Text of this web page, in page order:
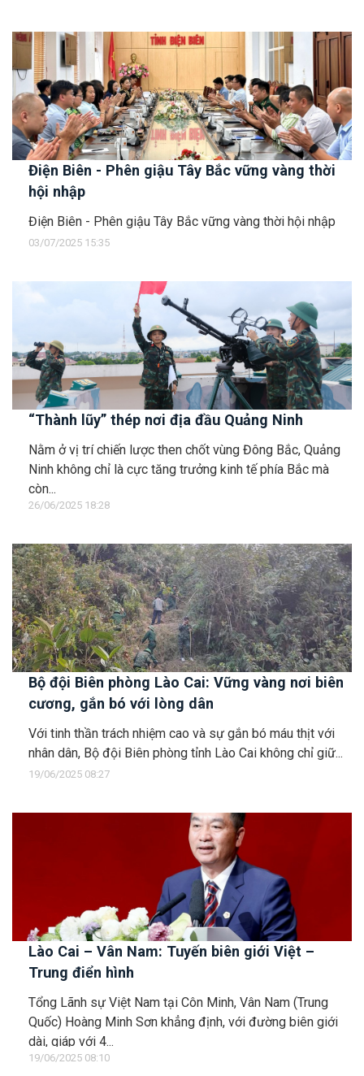
Điện Biên - Phên giậu Tây Bắc vững vàng thời
hội nhập
Điện Biên - Phên giậu Tây Bắc vững vàng thời hội nhập
03/07/2025 15:35
“Thành lũy” thép nơi địa đầu Quảng Ninh
Nằm ở vị trí chiến lược then chốt vùng Đông Bắc, Quảng
Ninh không chỉ là cực tăng trưởng kinh tế phía Bắc mà
còn...
26/06/2025 18:28
Bộ đội Biên phòng Lào Cai: Vững vàng nơi biên
cương, gắn bó với lòng dân
Với tinh thần trách nhiệm cao và sự gắn bó máu thịt với
nhân dân, Bộ đội Biên phòng tỉnh Lào Cai không chỉ giữ...
19/06/2025 08:27
Lào Cai – Vân Nam: Tuyến biên giới Việt –
Trung điển hình
Tổng Lãnh sự Việt Nam tại Côn Minh, Vân Nam (Trung
Quốc) Hoàng Minh Sơn khẳng định, với đường biên giới
dài, giáp với 4...
19/06/2025 08:10